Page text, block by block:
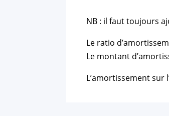
NB : il faut toujours
Le ratio
Le montant
L’amortissement sur